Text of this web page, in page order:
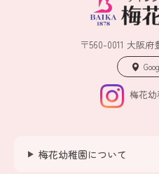
〒560-0011 大阪
梅花幼
梅花幼稚園について